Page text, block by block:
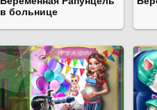
в больнице